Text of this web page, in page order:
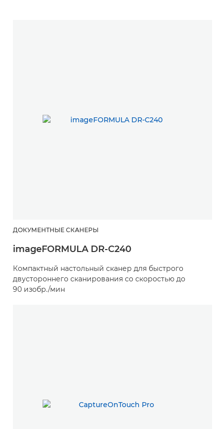
ДОКУМЕНТНЫЕ СКАНЕРЫ
imageFORMULA DR-C240
Компактный настольный сканер для быстрого
двустороннего сканирования со скоростью до
90 изобр./мин